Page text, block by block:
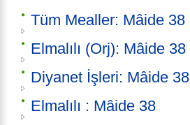
Tüm Mealler: Mâide 38
Elmalılı (Orj): Mâide 38
Diyanet İşleri: Mâide 38
Elmalılı : Mâide 38